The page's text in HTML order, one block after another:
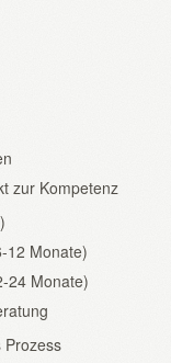
zur Kompetenz
12 Monate)
24 Monate)
Prozess